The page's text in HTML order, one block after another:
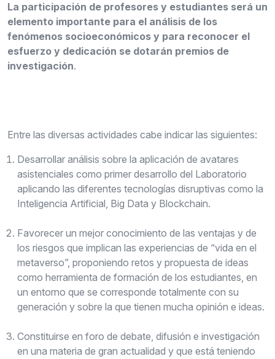
La participación de profesores y estudiantes será un
elemento importante para el análisis de los
fenómenos socioeconómicos y para reconocer el
esfuerzo y dedicación se dotarán premios de
investigación.
Entre las diversas actividades cabe indicar las siguientes:
Desarrollar análisis sobre la aplicación de avatares
asistenciales como primer desarrollo del Laboratorio
aplicando las diferentes tecnologías disruptivas como la
Inteligencia Artificial, Big Data y Blockchain.
Favorecer un mejor conocimiento de las ventajas y de
los riesgos que implican las experiencias de “vida en el
metaverso”, proponiendo retos y propuesta de ideas
como herramienta de formación de los estudiantes, en
un entorno que se corresponde totalmente con su
generación y sobre la que tienen mucha opinión e ideas.
Constituirse en foro de debate, difusión e investigación
en una materia de gran actualidad y que está teniendo